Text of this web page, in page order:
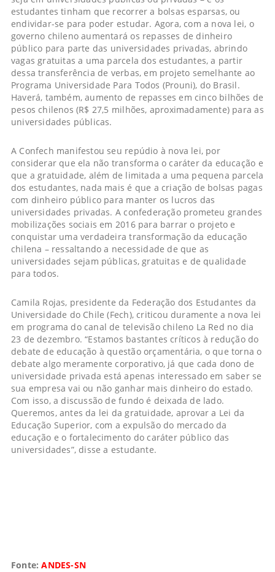
estudantes tinham que recorrer a bolsas esparsas, ou
endividar-se para poder estudar. Agora, com a nova lei, o
governo chileno aumentará os repasses de dinheiro
público para parte das universidades privadas, abrindo
vagas gratuitas a uma parcela dos estudantes, a partir
dessa transferência de verbas, em projeto semelhante ao
Programa Universidade Para Todos (Prouni), do Brasil.
Haverá, também, aumento de repasses em cinco bilhões de
pesos chilenos (R$ 27,5 milhões, aproximadamente) para as
universidades públicas.
A Confech manifestou seu repúdio à nova lei, por
considerar que ela não transforma o caráter da educação e
que a gratuidade, além de limitada a uma pequena parcela
dos estudantes, nada mais é que a criação de bolsas pagas
com dinheiro público para manter os lucros das
universidades privadas. A confederação prometeu grandes
mobilizações sociais em 2016 para barrar o projeto e
conquistar uma verdadeira transformação da educação
chilena – ressaltando a necessidade de que as
universidades sejam públicas, gratuitas e de qualidade
para todos.
Camila Rojas, presidente da Federação dos Estudantes da
Universidade do Chile (Fech), criticou duramente a nova lei
em programa do canal de televisão chileno La Red no dia
23 de dezembro. “Estamos bastantes críticos à redução do
debate de educação à questão orçamentária, o que torna o
debate algo meramente corporativo, já que cada dono de
universidade privada está apenas interessado em saber se
sua empresa vai ou não ganhar mais dinheiro do estado.
Com isso, a discussão de fundo é deixada de lado.
Queremos, antes da lei da gratuidade, aprovar a Lei da
Educação Superior, com a expulsão do mercado da
educação e o fortalecimento do caráter público das
universidades”, disse a estudante.
Fonte:ANDES-SN